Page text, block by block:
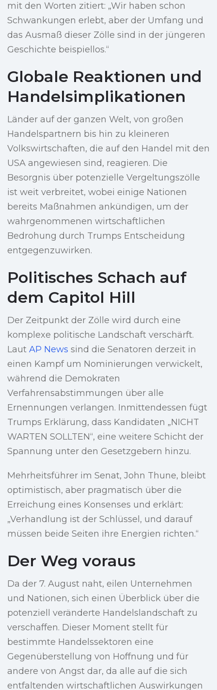
mit den Worten zitiert: „Wir haben schon
Schwankungen erlebt, aber der Umfang und
das Ausmaß dieser Zölle sind in der jüngeren
Geschichte beispiellos.“
Globale Reaktionen und
Handelsimplikationen
Länder auf der ganzen Welt, von großen
Handelspartnern bis hin zu kleineren
Volkswirtschaften, die auf den Handel mit den
USA angewiesen sind, reagieren. Die
Besorgnis über potenzielle Vergeltungszölle
ist weit verbreitet, wobei einige Nationen
bereits Maßnahmen ankündigen, um der
wahrgenommenen wirtschaftlichen
Bedrohung durch Trumps Entscheidung
entgegenzuwirken.
Politisches Schach auf
dem Capitol Hill
Der Zeitpunkt der Zölle wird durch eine
komplexe politische Landschaft verschärft.
Laut AP News sind die Senatoren derzeit in
einen Kampf um Nominierungen verwickelt,
während die Demokraten
Verfahrensabstimmungen über alle
Ernennungen verlangen. Inmittendessen fügt
Trumps Erklärung, dass Kandidaten „NICHT
WARTEN SOLLTEN“, eine weitere Schicht der
Spannung unter den Gesetzgebern hinzu.
Mehrheitsführer im Senat, John Thune, bleibt
optimistisch, aber pragmatisch über die
Erreichung eines Konsenses und erklärt:
„Verhandlung ist der Schlüssel, und darauf
müssen beide Seiten ihre Energien richten.“
Der Weg voraus
Da der 7. August naht, eilen Unternehmen
und Nationen, sich einen Überblick über die
potenziell veränderte Handelslandschaft zu
verschaffen. Dieser Moment stellt für
bestimmte Handelssektoren eine
Gegenüberstellung von Hoffnung und für
andere von Angst dar, da alle auf die sich
entfaltenden wirtschaftlichen Auswirkungen